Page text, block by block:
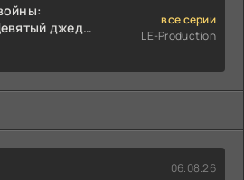
джедай
все серии
LE-Production
06.08.26